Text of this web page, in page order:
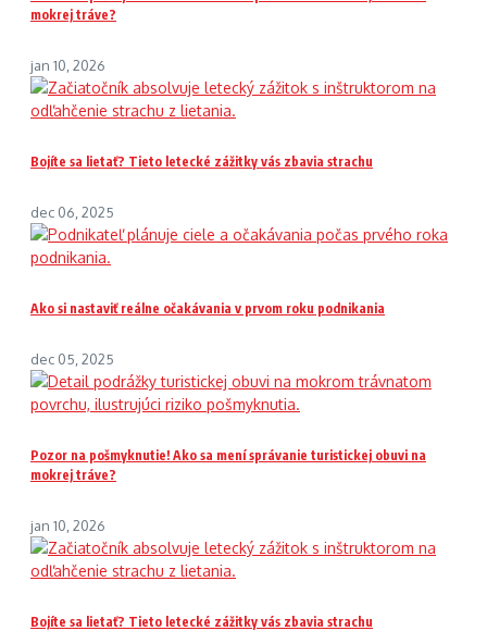
mokrej tráve?
jan 10, 2026
Bojíte sa lietať? Tieto letecké zážitky vás zbavia strachu
dec 06, 2025
Ako si nastaviť reálne očakávania v prvom roku podnikania
dec 05, 2025
Pozor na pošmyknutie! Ako sa mení správanie turistickej obuvi na
mokrej tráve?
jan 10, 2026
Bojíte sa lietať? Tieto letecké zážitky vás zbavia strachu